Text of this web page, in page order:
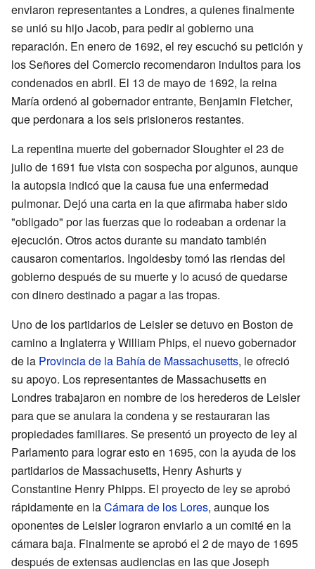
enviaron representantes a Londres, a quienes finalmente
se unió su hijo Jacob, para pedir al gobierno una
reparación. En enero de 1692, el rey escuchó su petición y
los Señores del Comercio recomendaron indultos para los
condenados en abril. El 13 de mayo de 1692, la reina
María ordenó al gobernador entrante, Benjamin Fletcher,
que perdonara a los seis prisioneros restantes.
La repentina muerte del gobernador Sloughter el 23 de
julio de 1691 fue vista con sospecha por algunos, aunque
la autopsia indicó que la causa fue una enfermedad
pulmonar. Dejó una carta en la que afirmaba haber sido
"obligado" por las fuerzas que lo rodeaban a ordenar la
ejecución. Otros actos durante su mandato también
causaron comentarios. Ingoldesby tomó las riendas del
gobierno después de su muerte y lo acusó de quedarse
con dinero destinado a pagar a las tropas.
Uno de los partidarios de Leisler se detuvo en Boston de
camino a Inglaterra y William Phips, el nuevo gobernador
de la Provincia de la Bahía de Massachusetts, le ofreció
su apoyo. Los representantes de Massachusetts en
Londres trabajaron en nombre de los herederos de Leisler
para que se anulara la condena y se restauraran las
propiedades familiares. Se presentó un proyecto de ley al
Parlamento para lograr esto en 1695, con la ayuda de los
partidarios de Massachusetts, Henry Ashurts y
Constantine Henry Phipps. El proyecto de ley se aprobó
rápidamente en laCámara de los Lores, aunque los
oponentes de Leisler lograron enviarlo a un comité en la
cámara baja. Finalmente se aprobó el 2 de mayo de 1695
después de extensas audiencias en las que Joseph